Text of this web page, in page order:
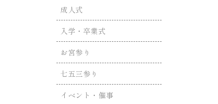
成人式
入学・卒業式
お宮参り
七五三参り
イベント・催事